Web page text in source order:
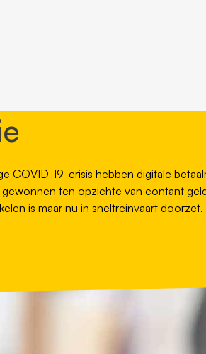
COVID-19-crisis hebben digitale
ten opzichte van contant
is maar nu in sneltreinvaart doorzet.